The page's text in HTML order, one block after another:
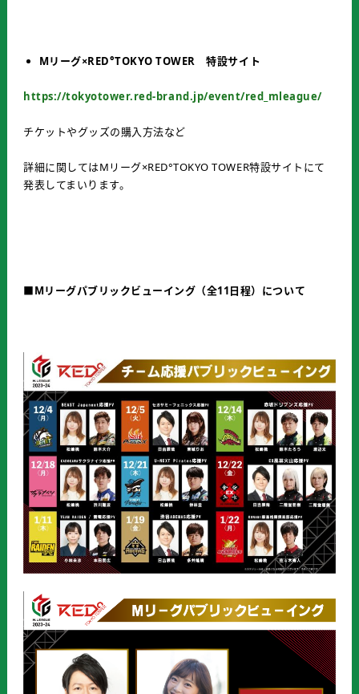
Mリーグ×RED°TOKYO TOWER 特設サイト
https://tokyotower.red-brand.jp/event/red_mleague/
チケットやグッズの購入方法など
詳細に関してはMリーグ×RED°TOKYO TOWER特設サイトにて
発表してまいります。
■Mリーグパブリックビューイング（全11日程）について